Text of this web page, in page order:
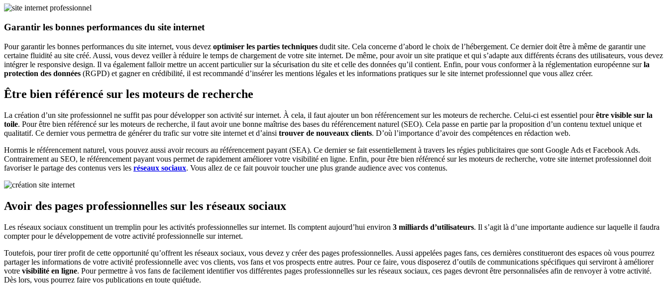
Garantir les bonnes performances du site internet
Pour garantir les bonnes performances du site internet, vous devez optimiser les parties techniques dudit site. Cela concerne d’abord le choix de l’hébergement. Ce dernier doit être à même de garantir une
certaine fluidité au site créé. Aussi, vous devez veiller à réduire le temps de chargement de votre site internet. De même, pour avoir un site pratique et qui s’adapte aux différents écrans des utilisateurs, vous devez
intégrer le responsive design. Il va également falloir mettre un accent particulier sur la sécurisation du site et celle des données qu’il contient. Enfin, pour vous conformer à la réglementation européenne surla
protection des données (RGPD) et gagner en crédibilité, il est recommandé d’insérer les mentions légales et les informations pratiques sur le site internet professionnel que vous allez créer.
Être bien référencé sur les moteurs de recherche
La création d’un site professionnel ne suffit pas pour développer son activité sur internet. À cela, il faut ajouter un bon référencement sur les moteurs de recherche. Celui-ci est essentiel pourêtre visible sur la
toile. Pour être bien référencé sur les moteurs de recherche, il faut avoir une bonne maîtrise des bases du référencement naturel (SEO). Cela passe en partie par la proposition d’un contenu textuel unique et
qualitatif. Ce dernier vous permettra de générer du trafic sur votre site internet et d’ainsi trouver de nouveaux clients. D’où l’importance d’avoir des compétences en rédaction web.
Hormis le référencement naturel, vous pouvez aussi avoir recours au référencement payant (SEA). Ce dernier se fait essentiellement à travers les régies publicitaires que sont Google Ads et Facebook Ads.
Contrairement au SEO, le référencement payant vous permet de rapidement améliorer votre visibilité en ligne. Enfin, pour être bien référencé sur les moteurs de recherche, votre site internet professionnel doit
favoriser le partage des contenus vers les réseaux sociaux. Vous allez de ce fait pouvoir toucher une plus grande audience avec vos contenus.
Avoir des pages professionnelles sur les réseaux sociaux
Les réseaux sociaux constituent un tremplin pour les activités professionnelles sur internet. Ils comptent aujourd’hui environ 3 milliards d’utilisateurs. Il s’agit là d’une importante audience sur laquelle il faudra
compter pour le développement de votre activité professionnelle sur internet.
Toutefois, pour tirer profit de cette opportunité qu’offrent les réseaux sociaux, vous devez y créer des pages professionnelles. Aussi appelées pages fans, ces dernières constitueront des espaces où vous pourrez
partager les informations de votre activité professionnelle avec vos clients, vos fans et vos prospects entre autres. Pour ce faire, vous disposerez d’outils de communications spécifiques qui serviront à améliorer
votre visibilité en ligne. Pour permettre à vos fans de facilement identifier vos différentes pages professionnelles sur les réseaux sociaux, ces pages devront être personnalisées afin de renvoyer à votre activité.
Dès lors, vous pourrez faire vos publications en toute quiétude.